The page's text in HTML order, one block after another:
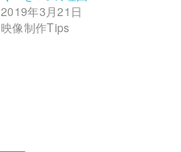
2019年3月21日
映像制作Tips